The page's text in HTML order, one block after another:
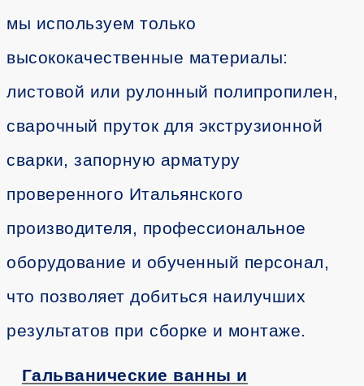
мы используем только
высококачественные материалы:
листовой или рулонный полипропилен,
сварочный пруток для экструзионной
сварки, запорную арматуру
проверенного Итальянского
производителя, профессиональное
оборудование и обученный персонал,
что позволяет добиться наилучших
результатов при сборке и монтаже.
Гальванические ванны и